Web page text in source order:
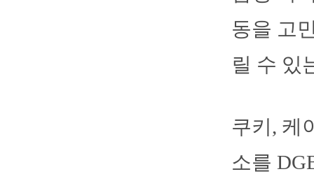
동을 고
릴 수 있
쿠키, 케
소를